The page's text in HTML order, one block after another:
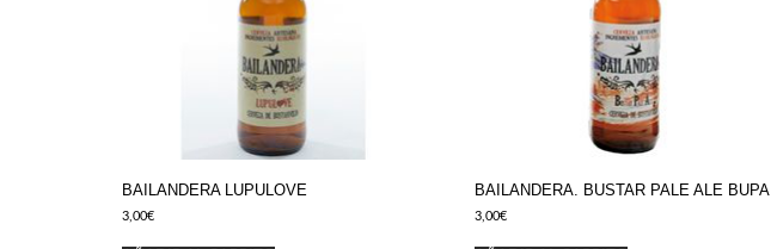
BAILANDERA LUPULOVE
3,00€
BAILANDERA. BUSTAR PALE ALE BUPA
3,00€